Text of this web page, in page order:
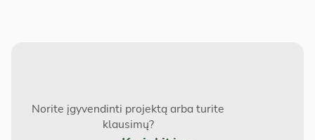
Norite įgyvendinti projektą arba turite
klausimų?